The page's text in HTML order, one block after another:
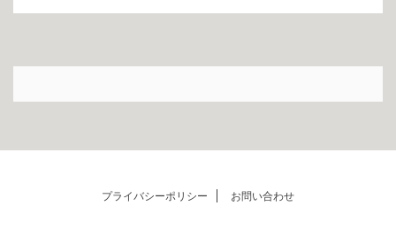
プライバシーポリシー お問い合わせ